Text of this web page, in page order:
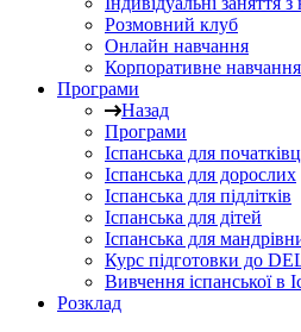
Розмовний клуб
Онлайн навчання
Корпоративне навчання
Програми
Назад
Програми
Іспанська для
Іспанська для дорослих
Іспанська для підлітків
Іспанська для дітей
Іспанська для
Курс підготовки до
Вивчення іспанської в
Розклад